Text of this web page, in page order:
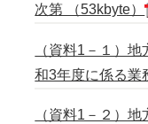
次第 （53kbyte）
（資料1－１）
和3年度に係る業
（資料1－２）